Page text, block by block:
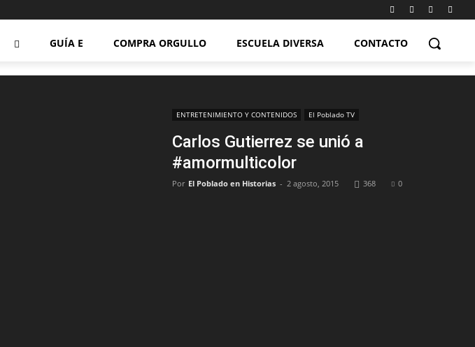
GUÍA E COMPRA ORGULLO ESCUELA DIVERSA CONTACTO
ENTRETENIMIENTO Y CONTENIDOS El Poblado TV
Carlos Gutierrez se unió a
#amormulticolor
Por El Poblado en Historias - 2 agosto, 2015 368 0